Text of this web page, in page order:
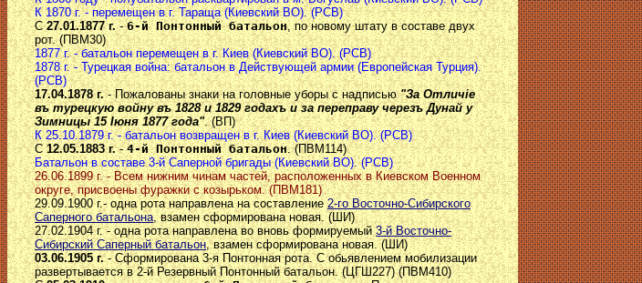
К 1870 г. - перемещен в г. Тараща (Киевский ВО). (РСВ)
С27.01.1877 г.-6-й Понтонный батальон, по новому штату в составе двух
рот. (ПВМ30)
1877 г. - батальон перемещен в г. Киев (Киевский ВО). (РСВ)
1878 г. - Турецкая война: батальон в Действующей армии (Европейская Турция).
(РСВ)
17.04.1878 г.- Пожалованы знаки на головные уборы с надписью"За Отличiе
въ турецкую войну въ 1828 и 1829 годахъ и за переправу черезъ Дунай у
Зимницы 15 Iюня 1877 года". (ВП)
К 25.10.1879 г. - батальон возвращен в г. Киев (Киевский ВО). (РСВ)
С12.05.1883 г.-4-й Понтонный батальон. (ПВМ114)
Батальон в составе 3-й Саперной бригады (Киевский ВО). (РСВ)
26.06.1899 г. - Всем нижним чинам частей, расположенных в Киевском Военном
округе, присвоены фуражки с козырьком. (ПВМ181)
29.09.1900 г.- одна рота направлена на составление2-го Восточно-Сибирского
Саперного батальона, взамен сформирована новая. (ШИ)
27.02.1904 г. - одна рота направлена во вновь формируемый3-й Восточно-
Сибирский Саперный батальон, взамен сформирована новая. (ШИ)
03.06.1905 г.- Сформирована 3-я Понтонная рота. С обьявлением мобилизации
развертывается в 2-й Резервный Понтонный батальон. (ЦГШ227) (ПВМ410)